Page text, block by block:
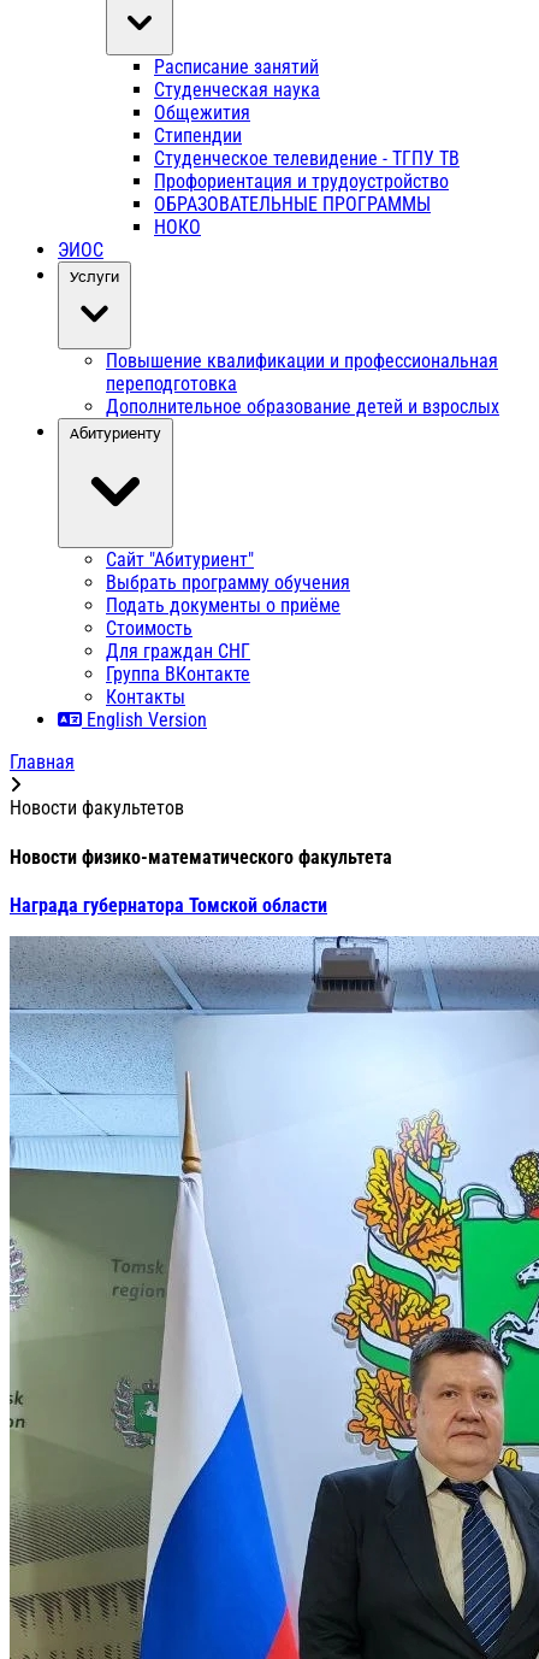
Расписание занятий
Студенческая наука
Общежития
Стипендии
Студенческое телевидение - ТГПУ ТВ
Профориентация и трудоустройство
ОБРАЗОВАТЕЛЬНЫЕ ПРОГРАММЫ
НОКО
ЭИОС
Услуги
Повышение квалификации и профессиональная
переподготовка
Дополнительное образование детей и взрослых
Абитуриенту
Сайт "Абитуриент"
Выбрать программу обучения
Подать документы о приёме
Стоимость
Для граждан СНГ
Группа ВКонтакте
Контакты
English Version
Главная
Новости факультетов
Новости физико-математического факультета
Награда губернатора Томской области